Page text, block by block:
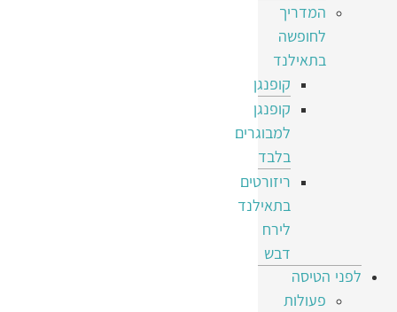
המדריך
לחופשה
בתאילנד
קופנגן
קופנגן
למבוגרים
בלבד
ריזורטים
בתאילנד
לירח
דבש
לפני הטיסה
פעולות